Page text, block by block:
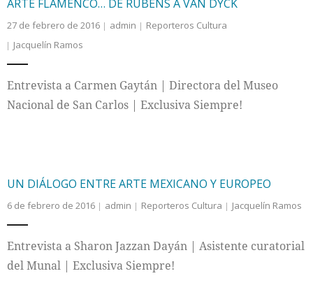
ARTE FLAMENCO… DE RUBENS A VAN DYCK
27 de febrero de 2016 admin
Reporteros Cultura
Jacquelín Ramos
Entrevista a Carmen Gaytán | Directora del Museo
Nacional de San Carlos | Exclusiva Siempre!
UN DIÁLOGO ENTRE ARTE MEXICANO Y EUROPEO
6 de febrero de 2016 admin Reporteros Cultura Jacquelín Ramos
Entrevista a Sharon Jazzan Dayán | Asistente curatorial
del Munal | Exclusiva Siempre!